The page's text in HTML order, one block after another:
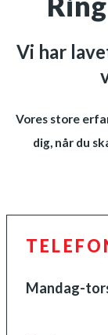
Vi har
Vores store
dig, når du